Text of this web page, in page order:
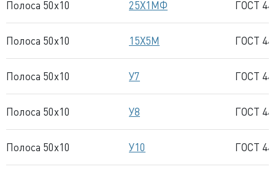
Полоса 50x10 25Х1МФ ГОСТ
Полоса 50x10 15Х5М ГОСТ
Полоса 50x10 У7 ГОСТ
Полоса 50x10 У8 ГОСТ
Полоса 50x10 У10 ГОСТ